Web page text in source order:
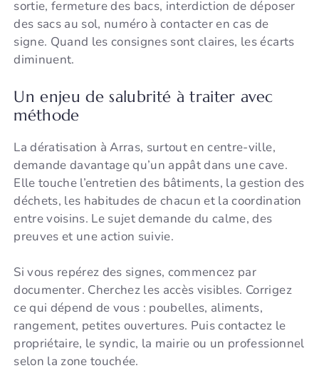
sortie, fermeture des bacs, interdiction de déposer
des sacs au sol, numéro à contacter en cas de
signe. Quand les consignes sont claires, les écarts
diminuent.
Un enjeu de salubrité à traiter avec
méthode
La dératisation à Arras, surtout en centre-ville,
demande davantage qu’un appât dans une cave.
Elle touche l’entretien des bâtiments, la gestion des
déchets, les habitudes de chacun et la coordination
entre voisins. Le sujet demande du calme, des
preuves et une action suivie.
Si vous repérez des signes, commencez par
documenter. Cherchez les accès visibles. Corrigez
ce qui dépend de vous : poubelles, aliments,
rangement, petites ouvertures. Puis contactez le
propriétaire, le syndic, la mairie ou un professionnel
selon la zone touchée.